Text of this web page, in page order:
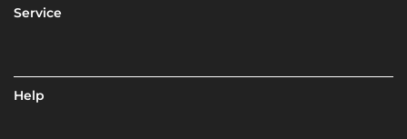
Service
Help